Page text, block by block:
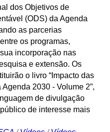
dos Objetivos de
(ODS) da Agenda
as parcerias
os programas,
incorporação nas
e extensão. Os
o livro “Impacto das
2030 - Volume 2”,
de divulgação
de interesse mais